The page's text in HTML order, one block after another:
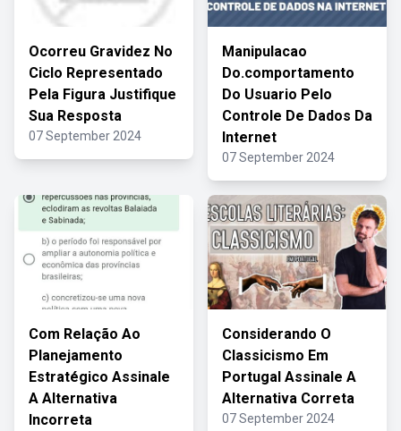
Ocorreu Gravidez No
Ciclo Representado
Pela Figura Justifique
Sua Resposta
07 September 2024
Manipulacao
Do.comportamento
Do Usuario Pelo
Controle De Dados Da
Internet
07 September 2024
Com Relação Ao
Planejamento
Estratégico Assinale
A Alternativa
Incorreta
Considerando O
Classicismo Em
Portugal Assinale A
Alternativa Correta
07 September 2024